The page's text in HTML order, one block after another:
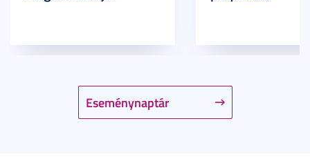
Eseménynaptár